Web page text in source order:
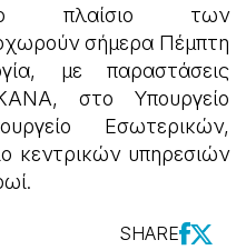
πλαίσιο των
σήμερα Πέμπτη
με παραστάσεις
στο Υπουργείο
Εσωτερικών,
κεντρικών υπηρεσιών
SHARE